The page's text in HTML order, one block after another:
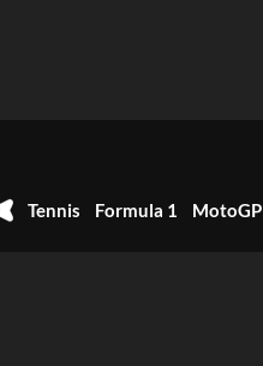
Tennis Formula 1 MotoGP